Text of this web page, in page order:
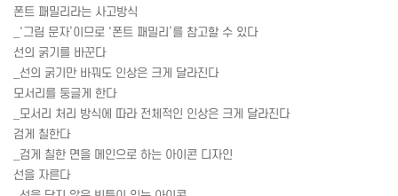
폰트 패밀리라는 사고방식
_‘그림 문자’이므로 ‘폰트 패밀리’를 참고할 수 있다
선의 굵기를 바꾼다
_선의 굵기만 바꿔도 인상은 크게 달라진다
모서리를 둥글게 한다
_모서리 처리 방식에 따라 전체적인 인상은 크게 달라진다
검게 칠한다
_검게 칠한 면을 메인으로 하는 아이콘 디자인
선을 자른다